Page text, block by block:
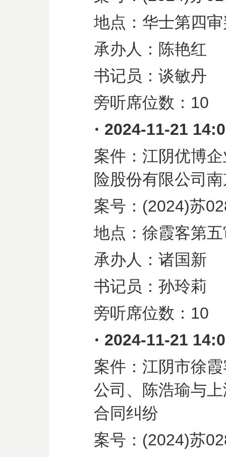
地点：华士第四
承办人：陈艳红
书记员：谈敏丹
旁听席位数： 10
· 2024-11-21
案件：江阴优博
险股份有限公司
案号： (2024)苏
地点：徐霞客第
承办人：诸国新
书记员：孙玲莉
旁听席位数： 10
· 2024-11-21
案件：江阴市徐
公司、陈浩瑜与
合同纠纷
案号： (2024)苏